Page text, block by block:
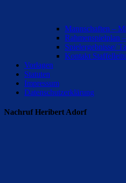
Mannschaften –
Rahmenspielplan
Spielergebnisse/
Kontakt
Vorlagen
Statuten
Impressum
Datenschutzerklärung
Nachruf Heribert Adorf